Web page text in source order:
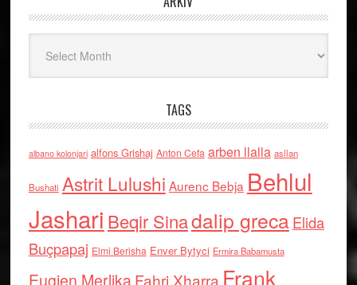
TAGS
albano kolonjari alfons Grishaj Anton Cefa arben llalla asllan
Bushati Astrit Lulushi Aurenc Bebja Behlul
Jashari Beqir Sinadalip grecaElida
Buçpapaj Elmi Berisha Enver Bytyci Ermira Babamusta
Eugjen Merlika Fahri Xharra Frank